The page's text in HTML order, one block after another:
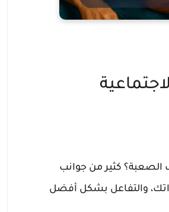
كثير من جوانب
والتفاعل بشكل أفضل